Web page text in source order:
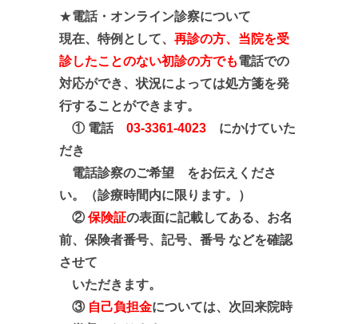
★電話・オンライン診察について
現在、特例として、 再診の方、当院を受
診したことのない初診の方でも電話での
対応ができ、状況によっては処方箋を発
行することができます。
① 電話 03-3361-4023 にかけていた
だき
電話診察のご希望 をお伝えくださ
い。
（診療時間内に限ります。）
②保険証の表面に記載してある、お名
前、 保険者番号、記号、 番号 などを確認
させて
いただきます。
③ 自己負担金については、次回来院時